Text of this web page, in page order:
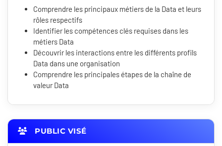
Comprendre les principaux métiers de la Data et leurs
rôles respectifs
Identifier les compétences clés requises dans les
métiers Data
Découvrir les interactions entre les différents profils
Data dans une organisation
Comprendre les principales étapes de la chaîne de
valeur Data
PUBLIC VISÉ